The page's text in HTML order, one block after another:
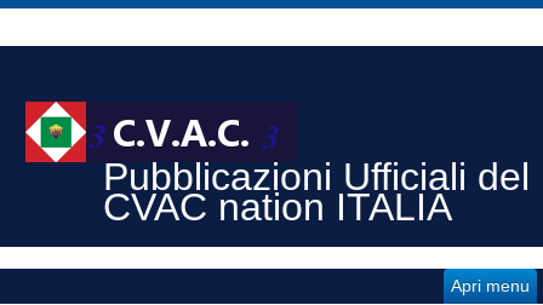
Pubblicazioni Ufficiali del
CVAC nation ITALIA
Apri menu